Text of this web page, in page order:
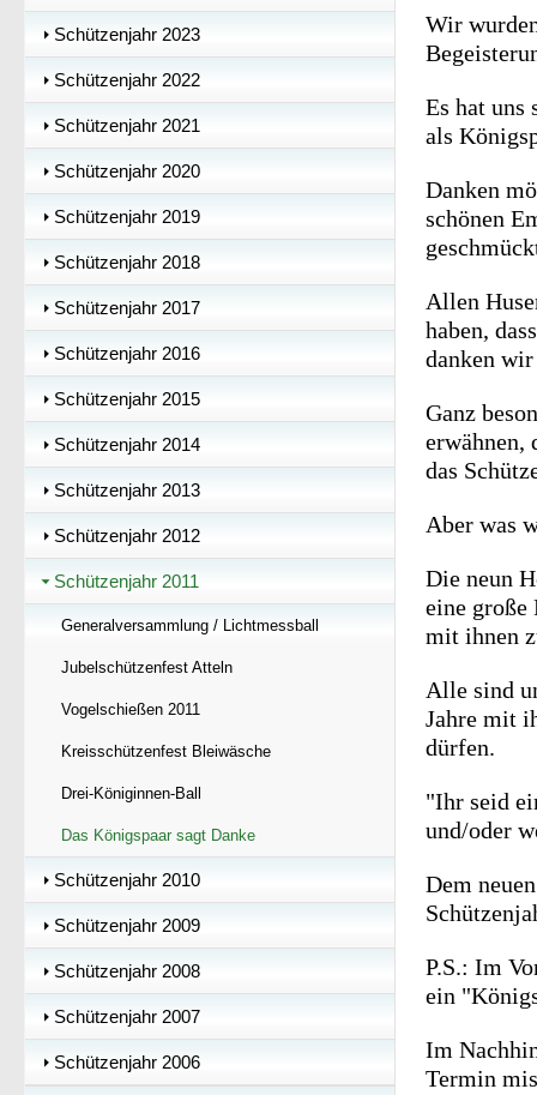
Schützenjahr 2023
Schützenjahr 2022
Schützenjahr 2021
Schützenjahr 2020
Schützenjahr 2019
Schützenjahr 2018
Schützenjahr 2017
Schützenjahr 2016
Schützenjahr 2015
Schützenjahr 2014
Schützenjahr 2013
Schützenjahr 2012
Schützenjahr 2011
Generalversammlung / Lichtmessball
Jubelschützenfest Atteln
Vogelschießen 2011
Kreisschützenfest Bleiwäsche
Drei-Königinnen-Ball
Das Königspaar sagt Danke
Schützenjahr 2010
Schützenjahr 2009
Schützenjahr 2008
Schützenjahr 2007
Schützenjahr 2006
Wir
Es hat uns
als
Danken
schönen
Allen
haben,
danken wir
Ganz
erwähnen,
das
Aber was
Die neun
eine große
mit ihnen
Alle sind
Jahre mit
dürfen.
"Ihr seid
und/oder
Dem
P.S.: Im
ein
Im
Termin